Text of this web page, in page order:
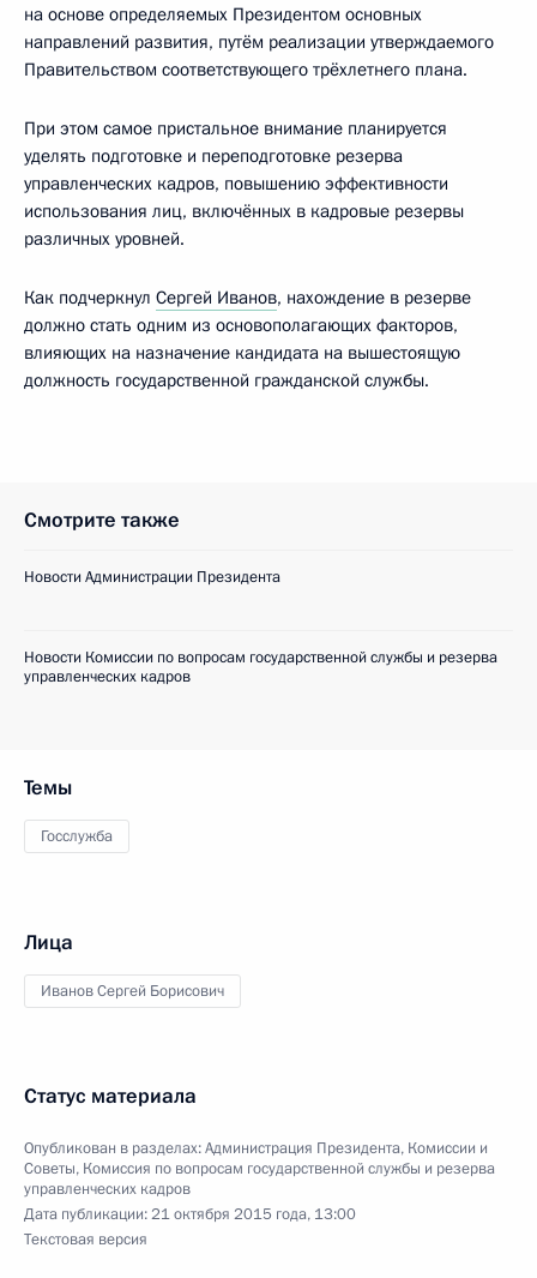
на основе определяемых Президентом основных
направлений развития, путём реализации утверждаемого
Правительством соответствующего трёхлетнего плана.
При этом самое пристальное внимание планируется
уделять подготовке и переподготовке резерва
управленческих кадров, повышению эффективности
использования лиц, включённых в кадровые резервы
различных уровней.
Как подчеркнул Сергей Иванов, нахождение в резерве
должно стать одним из основополагающих факторов,
влияющих на назначение кандидата на вышестоящую
должность государственной гражданской службы.
Смотрите также
Новости Администрации Президента
Новости Комиссии по вопросам государственной службы и резерва
управленческих кадров
Темы
Госслужба
Лица
Иванов Сергей Борисович
Статус материала
Опубликован в разделах:Администрация Президента, Комиссии и
Советы, Комиссия по вопросам государственной службы и резерва
управленческих кадров
Дата публикации:21 октября 2015 года, 13:00
Текстовая версия